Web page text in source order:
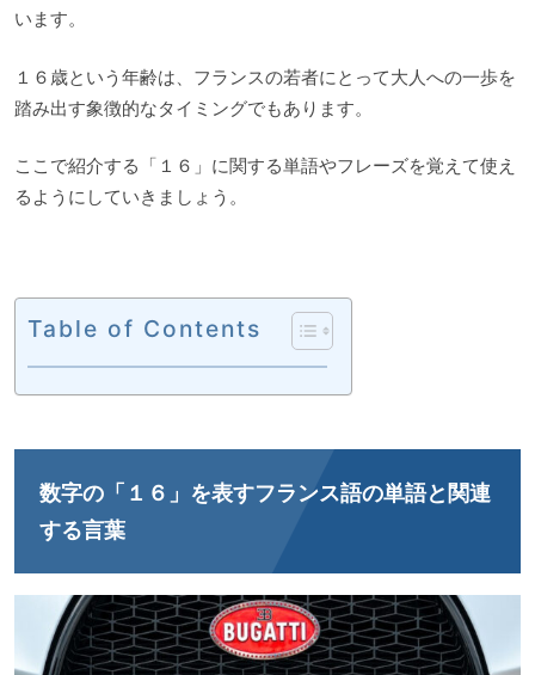
います。
１６歳という年齢は、フランスの若者にとって大人への一歩を
踏み出す象徴的なタイミングでもあります。
ここで紹介する「１６」に関する単語やフレーズを覚えて使え
るようにしていきましょう。
Table of Contents
数字の「１６」を表すフランス語の単語と関連
する言葉